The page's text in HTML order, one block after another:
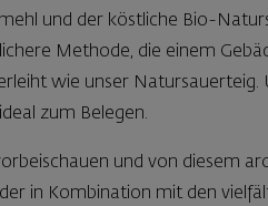
und der köstliche Bio-
Methode, die einem
wie unser Natursauerteig.
zum Belegen.
und von diesem
in Kombination mit den